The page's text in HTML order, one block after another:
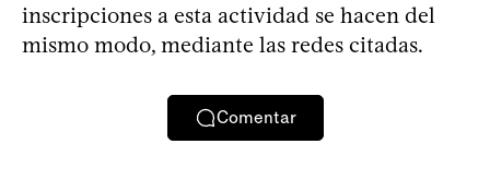
inscripciones a esta actividad se hacen del
mismo modo, mediante las redes citadas.
Comentar